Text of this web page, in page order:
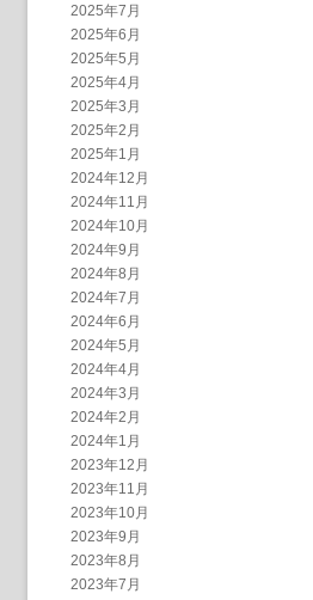
2025年7月
2025年6月
2025年5月
2025年4月
2025年3月
2025年2月
2025年1月
2024年12月
2024年11月
2024年10月
2024年9月
2024年8月
2024年7月
2024年6月
2024年5月
2024年4月
2024年3月
2024年2月
2024年1月
2023年12月
2023年11月
2023年10月
2023年9月
2023年8月
2023年7月